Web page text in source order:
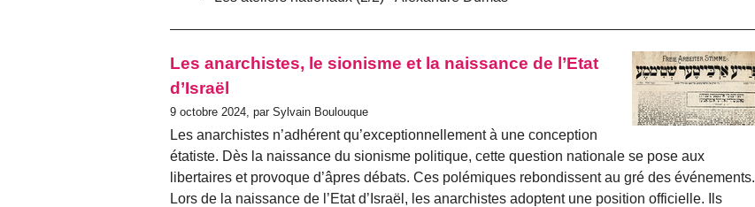
Les anarchistes, le sionisme et la naissance de l’Etat
d’Israël
9 octobre 2024, par Sylvain Boulouque
Les anarchistes n’adhérent qu’exceptionnellement à une conception
étatiste. Dès la naissance du sionisme politique, cette question nationale se pose aux
libertaires et provoque d’âpres débats. Ces polémiques rebondissent au gré des événements.
Lors de la naissance de l’Etat d’Israël, les anarchistes adoptent une position officielle. Ils